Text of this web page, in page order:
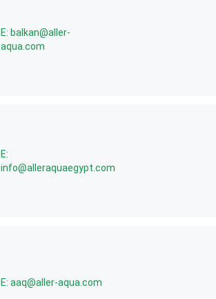
E: balkan@aller-
aqua.com
E:
info@alleraquaegypt.com
E: aaq@aller-aqua.com